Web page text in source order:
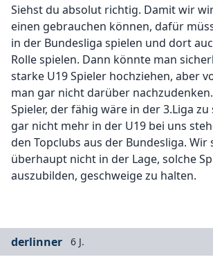
Siehst du absolut richtig. Damit wir
einen gebrauchen können, dafür
in der Bundesliga spielen und dort
Rolle spielen. Dann könnte man
starke U19 Spieler hochziehen, aber
man gar nicht darüber nachzudenken.
Spieler, der fähig wäre in der 3.Liga
gar nicht mehr in der U19 bei uns
den Topclubs aus der Bundesliga. Wir
überhaupt nicht in der Lage, solche
auszubilden, geschweige zu halten.
derlinner 6 J.